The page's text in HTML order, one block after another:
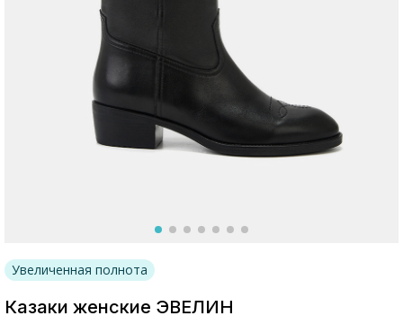
Москва
Покупателям
Увеличенная полнота
Казаки женские ЭВЕЛИН